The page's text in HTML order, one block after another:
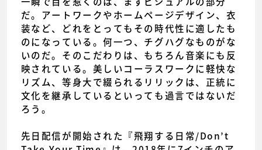
だ。アートワークやホームページデザイン、衣
装など、どれをとってもその時代性に適したも
のになっている。何一つ、チグハグなものがな
いのだ。そのこだわりは、もちろん音楽にも反
映されている。美しいコーラスワークに軽快な
リズム、等身大で綴られるリリックは、正統に
文化を継承しているといっても過言ではないだ
ろう。
先日配信が開始された『飛翔する日常/Don’t